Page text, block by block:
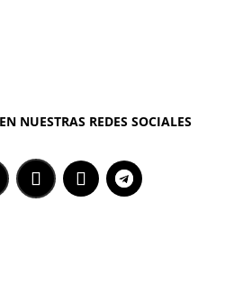
NUESTRAS REDES SOCIALES